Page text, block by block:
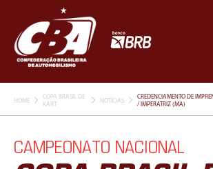
HOME
COPA BRASIL DE
KART
NOTÍCIAS
CREDENCIAMENTO DE
/ IMPERATRIZ (MA)
CAMPEONATO NACIONAL